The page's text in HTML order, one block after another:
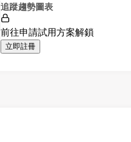
追蹤趨勢圖表
前往申請試用方案解鎖
立即註冊